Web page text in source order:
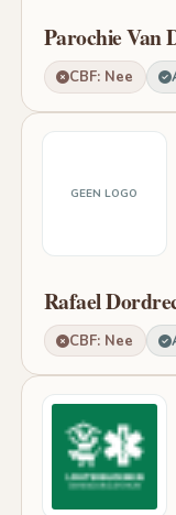
Parochie Van
CBF: Nee
GEEN LOGO
Rafael
CBF: Nee